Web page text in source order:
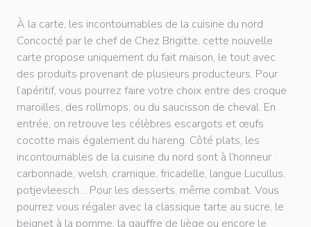
À la carte, les incontournables de la cuisine du nord
Concocté par le chef de Chez Brigitte, cette nouvelle
carte propose uniquement du fait maison, le tout avec
des produits provenant de plusieurs producteurs. Pour
l’apéritif, vous pourrez faire votre choix entre des croque
maroilles, des rollmops, ou du saucisson de cheval. En
entrée, on retrouve les célèbres escargots et œufs
cocotte mais également du hareng. Côté plats, les
incontournables de la cuisine du nord sont à l’honneur :
carbonnade, welsh, cramique, fricadelle, langue Lucullus,
potjevleesch… Pour les desserts, même combat. Vous
pourrez vous régaler avec la classique tarte au sucre, le
beignet à la pomme, la gauffre de liège ou encore le